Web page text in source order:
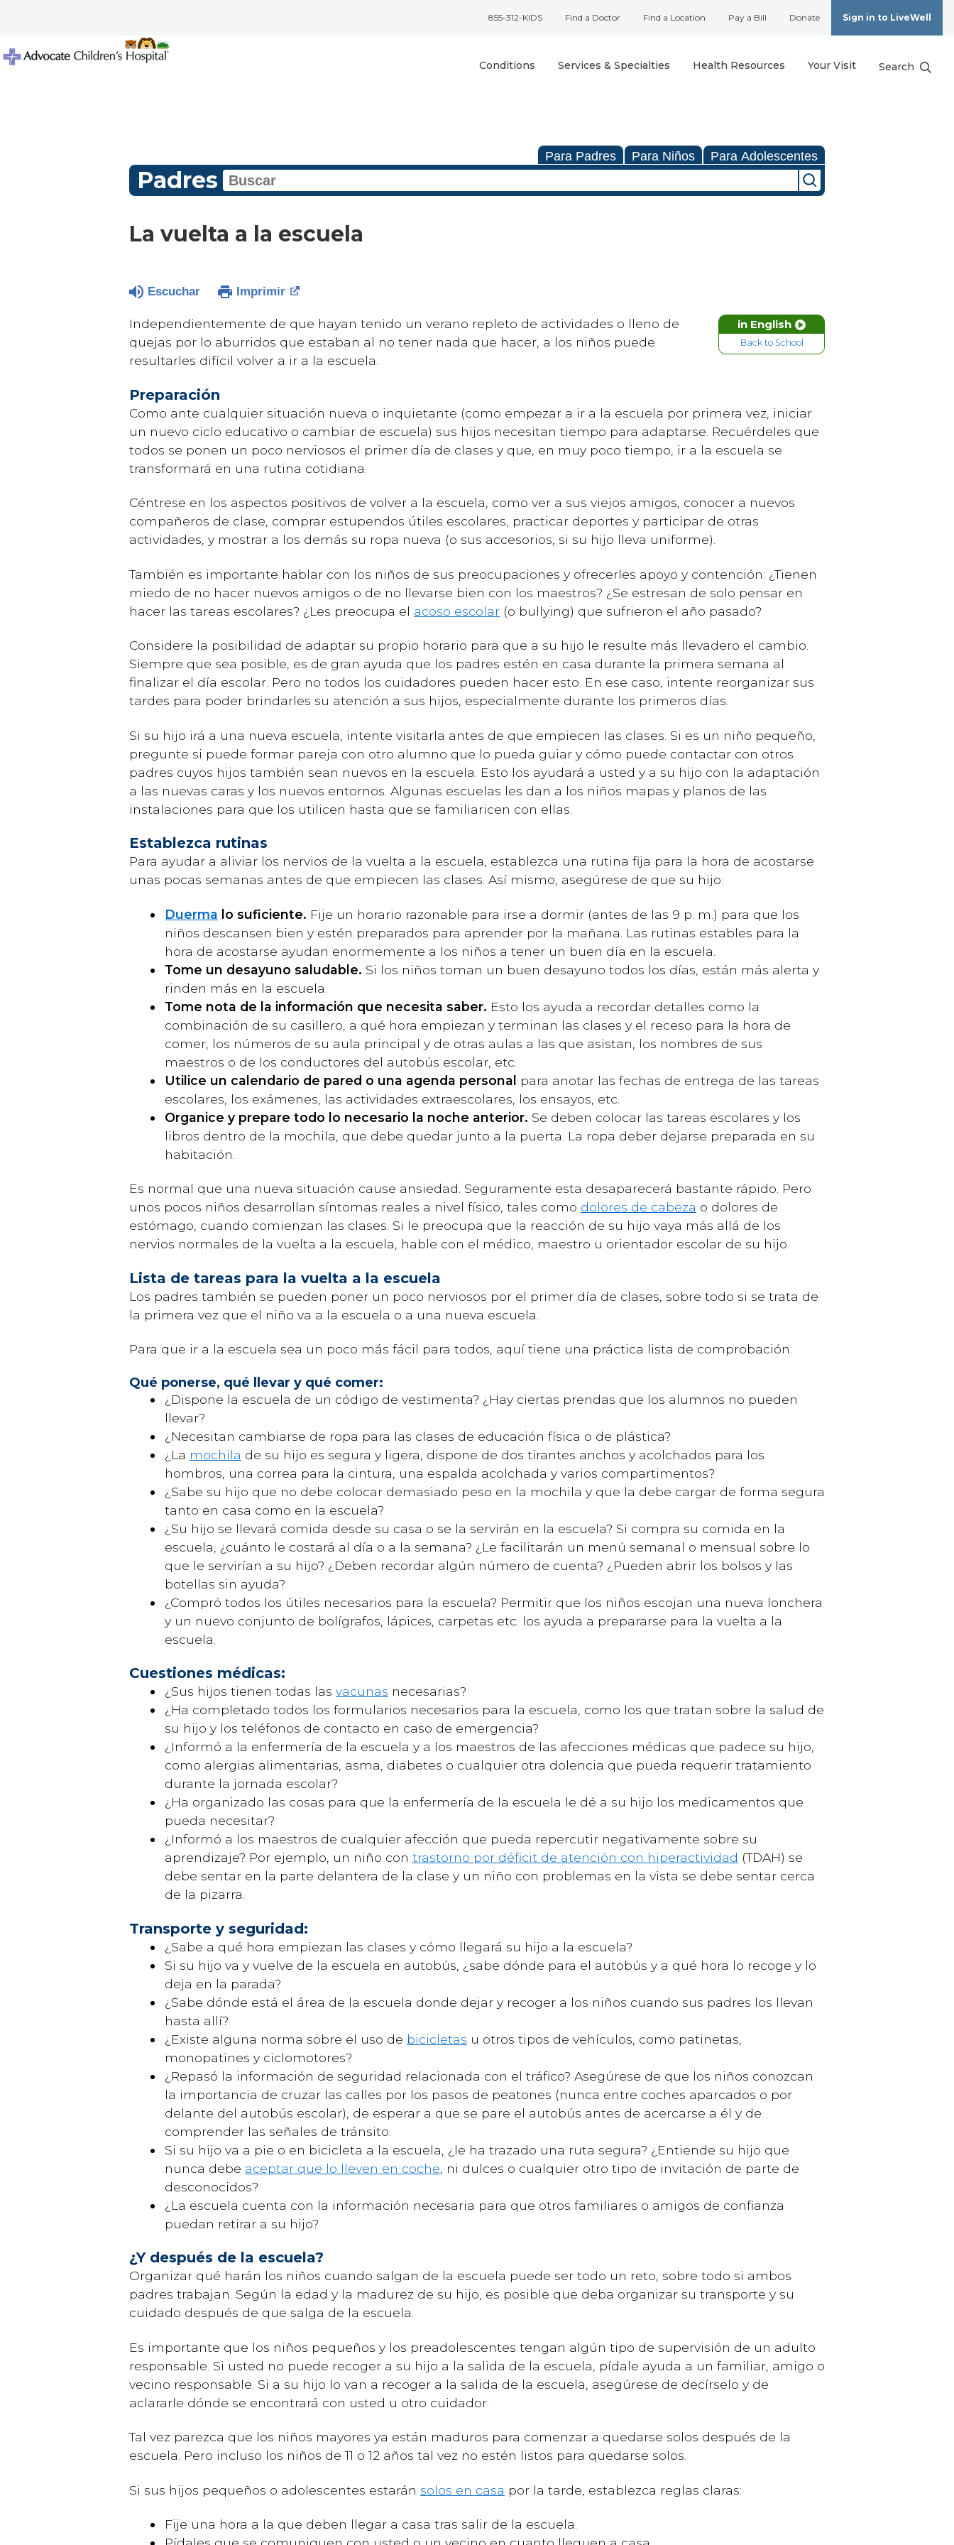
855-312-KIDS Find a Doctor Find a Location Pay a Bill Donate Sign in to LiveWell
Conditions Services & Specialties Health Resources Your Visit Search
Para Padres Para Niños Para Adolescentes
Padres
La vuelta a la escuela
Escuchar Imprimir
in English
Back to School
Independientemente de que hayan tenido un verano repleto de actividades o lleno de
quejas por lo aburridos que estaban al no tener nada que hacer, a los niños puede
resultarles difícil volver a ir a la escuela.
Preparación
Como ante cualquier situación nueva o inquietante (como empezar a ir a la escuela por primera vez, iniciar
un nuevo ciclo educativo o cambiar de escuela) sus hijos necesitan tiempo para adaptarse. Recuérdeles que
todos se ponen un poco nerviosos el primer día de clases y que, en muy poco tiempo, ir a la escuela se
transformará en una rutina cotidiana.
Céntrese en los aspectos positivos de volver a la escuela, como ver a sus viejos amigos, conocer a nuevos
compañeros de clase, comprar estupendos útiles escolares, practicar deportes y participar de otras
actividades, y mostrar a los demás su ropa nueva (o sus accesorios, si su hijo lleva uniforme).
También es importante hablar con los niños de sus preocupaciones y ofrecerles apoyo y contención: ¿Tienen
miedo de no hacer nuevos amigos o de no llevarse bien con los maestros? ¿Se estresan de solo pensar en
hacer las tareas escolares? ¿Les preocupa el acoso escolar (o bullying) que sufrieron el año pasado?
Considere la posibilidad de adaptar su propio horario para que a su hijo le resulte más llevadero el cambio.
Siempre que sea posible, es de gran ayuda que los padres estén en casa durante la primera semana al
finalizar el día escolar. Pero no todos los cuidadores pueden hacer esto. En ese caso, intente reorganizar sus
tardes para poder brindarles su atención a sus hijos, especialmente durante los primeros días.
Si su hijo irá a una nueva escuela, intente visitarla antes de que empiecen las clases. Si es un niño pequeño,
pregunte si puede formar pareja con otro alumno que lo pueda guiar y cómo puede contactar con otros
padres cuyos hijos también sean nuevos en la escuela. Esto los ayudará a usted y a su hijo con la adaptación
a las nuevas caras y los nuevos entornos. Algunas escuelas les dan a los niños mapas y planos de las
instalaciones para que los utilicen hasta que se familiaricen con ellas.
Establezca rutinas
Para ayudar a aliviar los nervios de la vuelta a la escuela, establezca una rutina fija para la hora de acostarse
unas pocas semanas antes de que empiecen las clases. Así mismo, asegúrese de que su hijo:
Duerma lo suficiente. Fije un horario razonable para irse a dormir (antes de las 9 p. m.) para que los
niños descansen bien y estén preparados para aprender por la mañana. Las rutinas estables para la
hora de acostarse ayudan enormemente a los niños a tener un buen día en la escuela.
Tome un desayuno saludable. Si los niños toman un buen desayuno todos los días, están más alerta y
rinden más en la escuela.
Tome nota de la información que necesita saber. Esto los ayuda a recordar detalles como la
combinación de su casillero, a qué hora empiezan y terminan las clases y el receso para la hora de
comer, los números de su aula principal y de otras aulas a las que asistan, los nombres de sus
maestros o de los conductores del autobús escolar, etc.
Utilice un calendario de pared o una agenda personal para anotar las fechas de entrega de las tareas
escolares, los exámenes, las actividades extraescolares, los ensayos, etc.
Organice y prepare todo lo necesario la noche anterior. Se deben colocar las tareas escolares y los
libros dentro de la mochila, que debe quedar junto a la puerta. La ropa deber dejarse preparada en su
habitación.
Es normal que una nueva situación cause ansiedad. Seguramente esta desaparecerá bastante rápido. Pero
unos pocos niños desarrollan síntomas reales a nivel físico, tales como dolores de cabeza o dolores de
estómago, cuando comienzan las clases. Si le preocupa que la reacción de su hijo vaya más allá de los
nervios normales de la vuelta a la escuela, hable con el médico, maestro u orientador escolar de su hijo.
Lista de tareas para la vuelta a la escuela
Los padres también se pueden poner un poco nerviosos por el primer día de clases, sobre todo si se trata de
la primera vez que el niño va a la escuela o a una nueva escuela.
Para que ir a la escuela sea un poco más fácil para todos, aquí tiene una práctica lista de comprobación:
Qué ponerse, qué llevar y qué comer:
¿Dispone la escuela de un código de vestimenta? ¿Hay ciertas prendas que los alumnos no pueden
llevar?
¿Necesitan cambiarse de ropa para las clases de educación física o de plástica?
¿La mochila de su hijo es segura y ligera, dispone de dos tirantes anchos y acolchados para los
hombros, una correa para la cintura, una espalda acolchada y varios compartimentos?
¿Sabe su hijo que no debe colocar demasiado peso en la mochila y que la debe cargar de forma segura
tanto en casa como en la escuela?
¿Su hijo se llevará comida desde su casa o se la servirán en la escuela? Si compra su comida en la
escuela, ¿cuánto le costará al día o a la semana? ¿Le facilitarán un menú semanal o mensual sobre lo
que le servirían a su hijo? ¿Deben recordar algún número de cuenta? ¿Pueden abrir los bolsos y las
botellas sin ayuda?
¿Compró todos los útiles necesarios para la escuela? Permitir que los niños escojan una nueva lonchera
y un nuevo conjunto de bolígrafos, lápices, carpetas etc. los ayuda a prepararse para la vuelta a la
escuela.
Cuestiones médicas:
¿Sus hijos tienen todas las vacunas necesarias?
¿Ha completado todos los formularios necesarios para la escuela, como los que tratan sobre la salud de
su hijo y los teléfonos de contacto en caso de emergencia?
¿Informó a la enfermería de la escuela y a los maestros de las afecciones médicas que padece su hijo,
como alergias alimentarias, asma, diabetes o cualquier otra dolencia que pueda requerir tratamiento
durante la jornada escolar?
¿Ha organizado las cosas para que la enfermería de la escuela le dé a su hijo los medicamentos que
pueda necesitar?
¿Informó a los maestros de cualquier afección que pueda repercutir negativamente sobre su
aprendizaje? Por ejemplo, un niño con trastorno por déficit de atención con hiperactividad (TDAH) se
debe sentar en la parte delantera de la clase y un niño con problemas en la vista se debe sentar cerca
de la pizarra.
Transporte y seguridad:
¿Sabe a qué hora empiezan las clases y cómo llegará su hijo a la escuela?
Si su hijo va y vuelve de la escuela en autobús, ¿sabe dónde para el autobús y a qué hora lo recoge y lo
deja en la parada?
¿Sabe dónde está el área de la escuela donde dejar y recoger a los niños cuando sus padres los llevan
hasta allí?
¿Existe alguna norma sobre el uso de bicicletas u otros tipos de vehículos, como patinetas,
monopatines y ciclomotores?
¿Repasó la información de seguridad relacionada con el tráfico? Asegúrese de que los niños conozcan
la importancia de cruzar las calles por los pasos de peatones (nunca entre coches aparcados o por
delante del autobús escolar), de esperar a que se pare el autobús antes de acercarse a él y de
comprender las señales de tránsito.
Si su hijo va a pie o en bicicleta a la escuela, ¿le ha trazado una ruta segura? ¿Entiende su hijo que
nunca debe aceptar que lo lleven en coche , ni dulces o cualquier otro tipo de invitación de parte de
desconocidos?
¿La escuela cuenta con la información necesaria para que otros familiares o amigos de confianza
puedan retirar a su hijo?
¿Y después de la escuela?
Organizar qué harán los niños cuando salgan de la escuela puede ser todo un reto, sobre todo si ambos
padres trabajan. Según la edad y la madurez de su hijo, es posible que deba organizar su transporte y su
cuidado después de que salga de la escuela.
Es importante que los niños pequeños y los preadolescentes tengan algún tipo de supervisión de un adulto
responsable. Si usted no puede recoger a su hijo a la salida de la escuela, pídale ayuda a un familiar, amigo o
vecino responsable. Si a su hijo lo van a recoger a la salida de la escuela, asegúrese de decírselo y de
aclararle dónde se encontrará con usted u otro cuidador.
Tal vez parezca que los niños mayores ya están maduros para comenzar a quedarse solos después de la
escuela. Pero incluso los niños de 11 o 12 años tal vez no estén listos para quedarse solos.
Si sus hijos pequeños o adolescentes estarán solos en casa por la tarde, establezca reglas claras:
Fije una hora a la que deben llegar a casa tras salir de la escuela.